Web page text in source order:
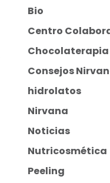
Bio
Centro
Chocolaterapia
Consejos
hidrolatos
Nirvana
Noticias
Nutricosmética
Peeling